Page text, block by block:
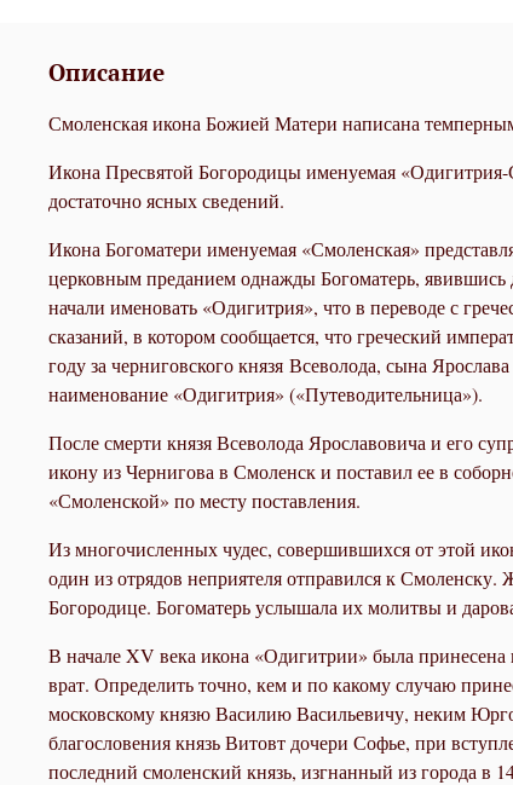
Описание
Смоленская икона Божией Матери написана
Икона Пресвятой Богородицы именуемая «Одигитрия-
достаточно ясных сведений.
Икона Богоматери именуемая «Смоленская»
церковным преданием однажды Богоматерь,
начали именовать «Одигитрия», что в переводе с
сказаний, в котором сообщается, что греческий
году за черниговского князя Всеволода, сына
наименование «Одигитрия» («Путеводительница»).
После смерти князя Всеволода Ярославовича и его
икону из Чернигова в Смоленск и поставил ее в
«Смоленской» по месту поставления.
Из многочисленных чудес, совершившихся от этой
один из отрядов неприятеля отправился к
Богородице. Богоматерь услышала их молитвы и
В начале XV века икона «Одигитрии» была
врат. Определить точно, кем и по какому случаю
московскому князю Василию Васильевичу, неким
благословения князь Витовт дочери Софье, при
последний смоленский князь, изгнанный из города в